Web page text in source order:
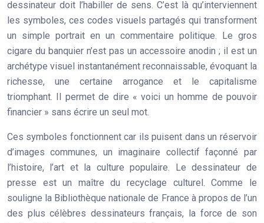
dessinateur doit l’habiller de sens. C’est là qu’interviennent
les symboles, ces codes visuels partagés qui transforment
un simple portrait en un commentaire politique. Le gros
cigare du banquier n’est pas un accessoire anodin ; il est un
archétype visuel instantanément reconnaissable, évoquant la
richesse, une certaine arrogance et le capitalisme
triomphant. Il permet de dire « voici un homme de pouvoir
financier » sans écrire un seul mot.
Ces symboles fonctionnent car ils puisent dans un réservoir
d’images communes, un imaginaire collectif façonné par
l’histoire, l’art et la culture populaire. Le dessinateur de
presse est un maître du recyclage culturel. Comme le
souligne la Bibliothèque nationale de France à propos de l’un
des plus célèbres dessinateurs français, la force de son